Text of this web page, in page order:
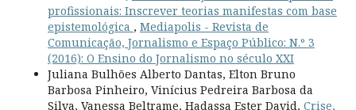
profissionais: Inscrever teorias manifestas com base
epistemológica , Mediapolis - Revista de
Comunicação, Jornalismo e Espaço Público: N.º 3
(2016): O Ensino do Jornalismo no século XXI
Juliana Bulhões Alberto Dantas, Elton Bruno
Barbosa Pinheiro, Vinícius Pedreira Barbosa da
Silva, Vanessa Beltrame, Hadassa Ester David, Crise,